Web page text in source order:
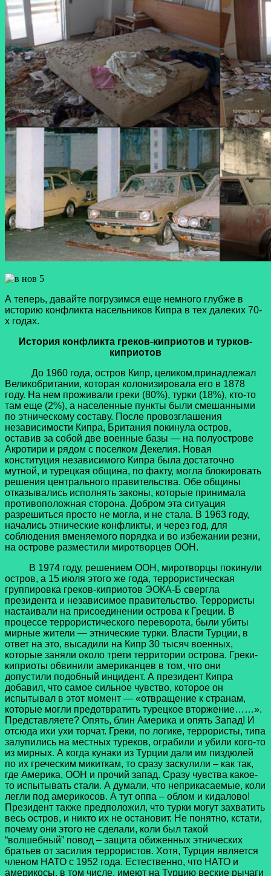
А теперь, давайте погрузимся еще немного глубже в
историю конфликта насельников Кипра в тех далеких 70-
х годах.
История конфликта греков-киприотов и турков-
киприотов
До 1960 года, остров Кипр, целиком,принадлежал
Великобритании, которая колонизировала его в 1878
году. На нем проживали греки (80%), турки (18%), кто-то
там еще (2%), а населенные пункты были смешанными
по этническому составу. После провозглашения
независимости Кипра, Британия покинула остров,
оставив за собой две военные базы — на полуострове
Акротири и рядом с поселком Декелия. Новая
конституция независимого Кипра была достаточно
мутной, и турецкая община, по факту, могла блокировать
решения центрального правительства. Обе общины
отказывались исполнять законы, которые принимала
противоположная сторона. Добром эта ситуация
разрешиться просто не могла, и не стала. В 1963 году,
начались этнические конфликты, и через год, для
соблюдения вменяемого порядка и во избежании резни,
на острове разместили миротворцев ООН.
В 1974 году, решением ООН, миротворцы покинули
остров, а 15 июля этого же года, террористическая
группировка греков-киприотов ЭОКА-Б свергла
президента и независимое правительство. Террористы
настаивали на присоединении острова к Греции. В
процессе террористического переворота, были убиты
мирные жители — этнические турки. Власти Турции, в
ответ на это, высадили на Кипр 30 тысяч военных,
которые заняли около трети территории острова. Греки-
киприоты обвинили американцев в том, что они
допустили подобный инцидент. А президент Кипра
добавил, что самое сильное чувство, которое он
испытывал в этот момент — «отвращение к странам,
которые могли предотвратить турецкое вторжение……».
Представляете? Опять, блин Америка и опять Запад! И
отсюда ихи ухи торчат. Греки, по логике, террористы, типа
залупились на местных туреков, ограбили и убили кого-то
из мирных. А когда кунаки из Турции дали им пиздюлей
по их греческим микиткам, то сразу заскулили – как так,
где Америка, ООН и прочий запад. Сразу чувства какое-
то испытывать стали. А думали, что неприкасаемые, коли
легли под америкосов. А тут оппа – облом и кидалово!
Президент также предположил, что турки могут захватить
весь остров, и никто их не остановит. Не понятно, кстати,
почему они этого не сделали, коли был такой
“волшебный” повод – защита обиженных этнических
братьев от засилия террористов. Хотя, Турция является
членом НАТО с 1952 года. Естественно, что НАТО и
америкосы, в том числе, имеют на Турцию веские рычаги